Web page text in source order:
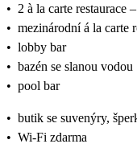
• 2 à la carte
• mezinárodní á la carte
• lobby bar
• bazén se slanou vodou
• pool bar
• butik se suvenýry,
• Wi-Fi zdarma